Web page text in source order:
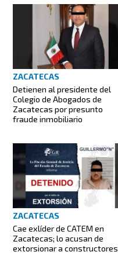
ZACATECAS
Detienen al presidente del
Colegio de Abogados de
Zacatecas por presunto
fraude inmobiliario
ZACATECAS
Cae exlíder de CATEM en
Zacatecas; lo acusan de
extorsionar a constructores